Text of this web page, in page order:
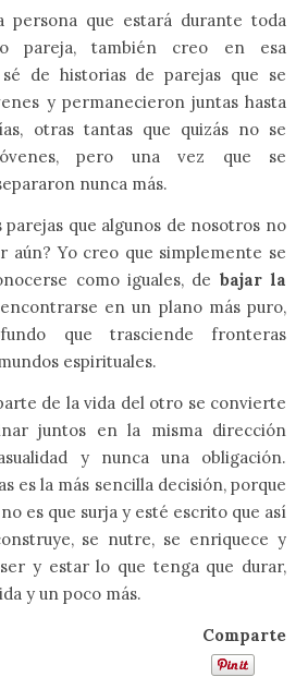
persona que estará durante toda
pareja, también creo en esa
de historias de parejas que se
y permanecieron juntas hasta
otras tantas que quizás no se
pero una vez que se
nunca más.
parejas que algunos de nosotros no
aún? Yo creo que simplemente se
como iguales, de bajar la
en un plano más puro,
que trasciende fronteras
espirituales.
de la vida del otro se convierte
juntos en la misma dirección
y nunca una obligación.
es la más sencilla decisión, porque
es que surja y esté escrito que así
se nutre, se enriquece y
y estar lo que tenga que durar,
y un poco más.
Comparte